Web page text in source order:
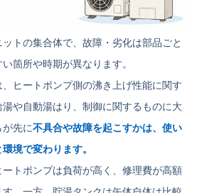
トの集合体で、故障・劣化は部品ごと
箇所や時期が異なります。
ヒートポンプ側の沸き上げ性能に関す
や自動湯はり、制御に関するものに大
先に不具合や故障を起こすかは、使い
境で変わります。
トポンプは負荷が高く、修理費が高額